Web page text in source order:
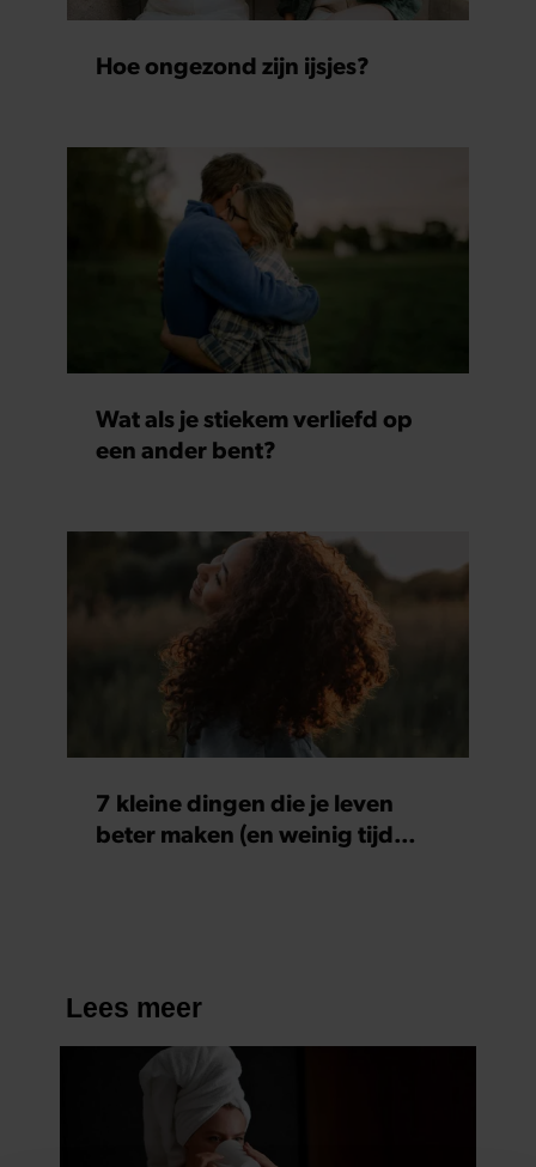
Hoe ongezond zijn ijsjes?
Wat als je stiekem verliefd op
een ander bent?
7 kleine dingen die je leven
beter maken (en weinig tijd